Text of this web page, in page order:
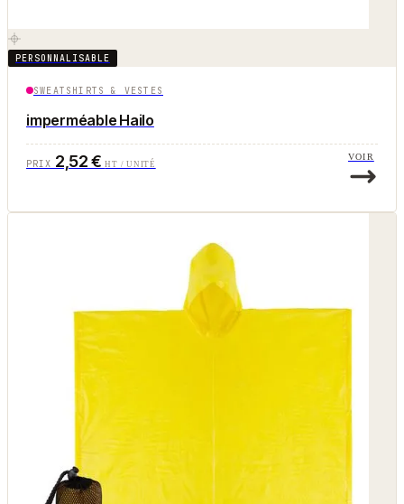
PERSONNALISABLE
SWEATSHIRTS & VESTES
imperméable Hailo
PRIX 2,52 €HT / UNITÉ
VOIR